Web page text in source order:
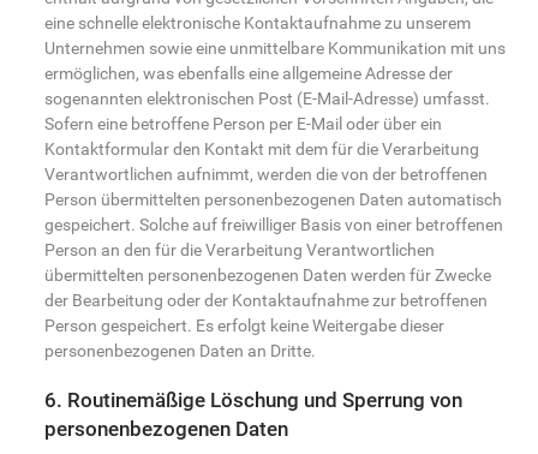
eine schnelle elektronische Kontaktaufnahme zu unserem
Unternehmen sowie eine unmittelbare Kommunikation mit uns
ermöglichen, was ebenfalls eine allgemeine Adresse der
sogenannten elektronischen Post (E-Mail-Adresse) umfasst.
Sofern eine betroffene Person per E-Mail oder über ein
Kontaktformular den Kontakt mit dem für die Verarbeitung
Verantwortlichen aufnimmt, werden die von der betroffenen
Person übermittelten personenbezogenen Daten automatisch
gespeichert. Solche auf freiwilliger Basis von einer betroffenen
Person an den für die Verarbeitung Verantwortlichen
übermittelten personenbezogenen Daten werden für Zwecke
der Bearbeitung oder der Kontaktaufnahme zur betroffenen
Person gespeichert. Es erfolgt keine Weitergabe dieser
personenbezogenen Daten an Dritte.
6. Routinemäßige Löschung und Sperrung von
personenbezogenen Daten